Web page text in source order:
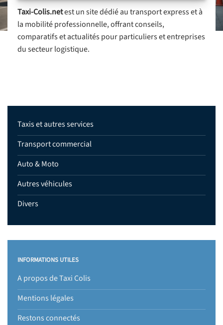
Taxi-Colis.netest un site dédié au transport express et à
la mobilité professionnelle, offrant conseils,
comparatifs et actualités pour particuliers et entreprises
du secteur logistique.
Taxis et autres services
Transport commercial
Auto & Moto
Autres véhicules
Divers
INFORMATIONS UTILES
A propos de Taxi Colis
Mentions légales
Restons connectés